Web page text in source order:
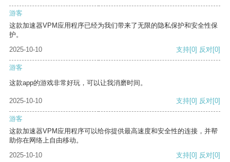
游客
这款加速器VPM应用程序已经为我们带来了无限的隐私保护和安全性保
护。
2025-10-10
支持[0] 反对[0]
游客
这款app的游戏非常好玩，可以让我消磨时间。
2025-10-10 支持[0] 反对[0]
游客
这款加速器VPM应用程序可以给你提供最高速度和安全性的连接，并帮
助你在网络上自由移动。
2025-10-10
支持[0] 反对[0]